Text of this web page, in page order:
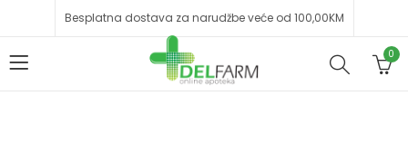
Besplatna dostava za narudžbe veće od 100,00KM
0